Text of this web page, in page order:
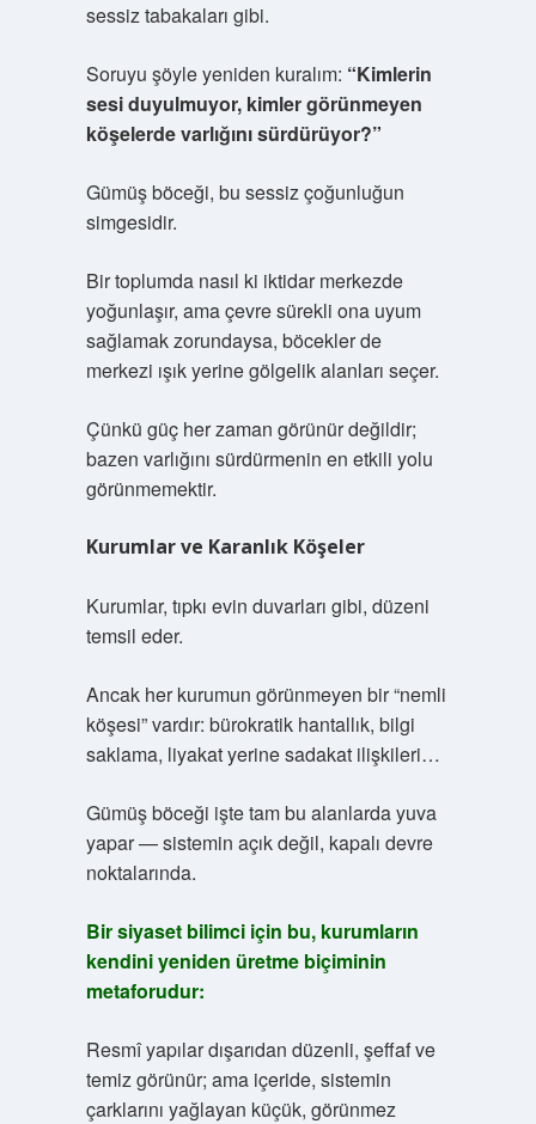
sessiz tabakaları gibi.
Soruyu şöyle yeniden kuralım: “Kimlerin
sesi duyulmuyor, kimler görünmeyen
köşelerde varlığını sürdürüyor?”
Gümüş böceği, bu sessiz çoğunluğun
simgesidir.
Bir toplumda nasıl ki iktidar merkezde
yoğunlaşır, ama çevre sürekli ona uyum
sağlamak zorundaysa, böcekler de
merkezi ışık yerine gölgelik alanları seçer.
Çünkü güç her zaman görünür değildir;
bazen varlığını sürdürmenin en etkili yolu
görünmemektir.
Kurumlar ve Karanlık Köşeler
Kurumlar, tıpkı evin duvarları gibi, düzeni
temsil eder.
Ancak her kurumun görünmeyen bir “nemli
köşesi” vardır: bürokratik hantallık, bilgi
saklama, liyakat yerine sadakat ilişkileri…
Gümüş böceği işte tam bu alanlarda yuva
yapar — sistemin açık değil, kapalı devre
noktalarında.
Bir siyaset bilimci için bu, kurumların
kendini yeniden üretme biçiminin
metaforudur:
Resmî yapılar dışarıdan düzenli, şeffaf ve
temiz görünür; ama içeride, sistemin
çarklarını yağlayan küçük, görünmez